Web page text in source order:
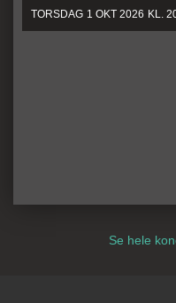
TORSDAG 1 OKT 2026 KL.
Se hele